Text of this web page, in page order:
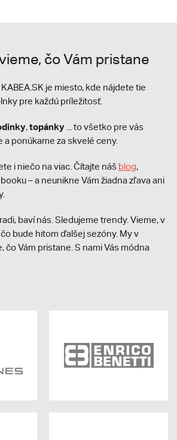
čo Vám pristane
je miesto, kde nájdete tie
pre každú príležitosť.
,topánky ... to všetko pre vás
a ponúkame za skvelé ceny.
i niečo na viac. Čítajte náš blog,
– a neunikne Vám žiadna zľava ani
baví nás. Sledujeme trendy. Vieme, v
bude hitom ďalšej sezóny. My v
čo Vám pristane. S nami Vás módna